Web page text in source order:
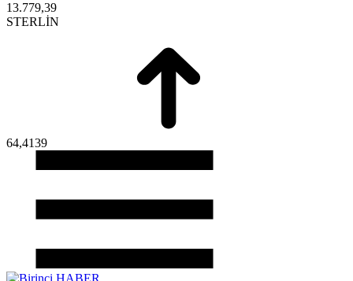
13.779,39
STERLİN
64,4139